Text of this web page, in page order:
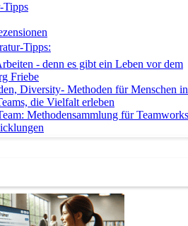
Tipps
Tipps:
- denn es gibt ein Leben vor dem
Friebe
Diversity- Methoden für Menschen in
die Vielfalt erleben
Methodensammlung für